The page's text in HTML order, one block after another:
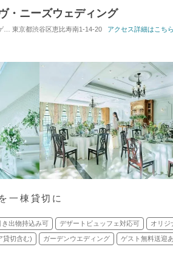
・ニーズウェディング
対応人数: 着席：10名 ～ 70名 挙式スタイル:
東京都渋谷区恵比寿南1-14-20 アクセス詳細はこちら
一棟貸切に
き出物持込み可 デザートビュッフェ対応可 オリジ
貸切含む) ガーデンウエディング ゲスト無料送迎